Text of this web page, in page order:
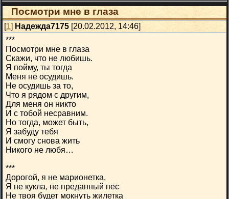
Посмотри мне в глаза
[1] Надежда7175 [20.02.2012, 14:46]
***
Посмотри мне в глаза
Скажи, что не любишь.
Я пойму, ты тогда
Меня не осудишь.
Не осудишь за то,
Что я рядом с другим,
Для меня он никто
И с тобой несравним.
Но тогда, может быть,
Я забуду тебя
И смогу снова жить
Никого не любя…
***
Дорогой, я не марионетка,
Я не кукла, не преданный пес
Не твоя будет мокнуть жилетка